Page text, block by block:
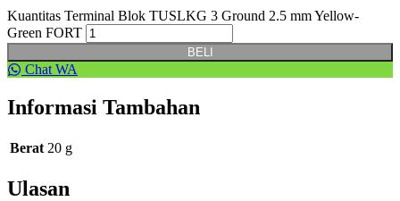
Kuantitas Terminal Blok TUSLKG 3 Ground 2.5 mm Yellow-
Green FORT
BELI
Chat WA
Informasi Tambahan
Berat 20 g
Ulasan